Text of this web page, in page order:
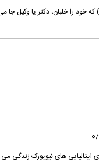
خود را خلبان، دکتر یا وکیل جا
0/
ایتالیایی های نیویورک زندگی